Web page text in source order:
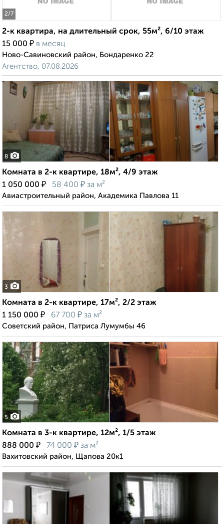
2/7
2-к квартира, на длительный срок, 55м², 6/10 этаж
15 000 ₽ в месяц
Ново-Савиновский район, Бондаренко 22
Агентство, 07.08.2026
8
Комната в 2-к квартире, 18м², 4/9 этаж
1 050 000 ₽ 58 400 ₽ за м²
Авиастроительный район, Академика Павлова 11
3
Комната в 2-к квартире, 17м², 2/2 этаж
1 150 000 ₽ 67 700 ₽ за м²
Советский район, Патриса Лумумбы 46
5
Комната в 3-к квартире, 12м², 1/5 этаж
888 000 ₽ 74 000 ₽ за м²
Вахитовский район, Щапова 20к1